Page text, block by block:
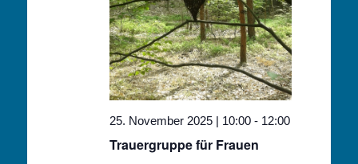
Trauergruppe für Frauen
25. November 2025 | 10:00 - 12:00